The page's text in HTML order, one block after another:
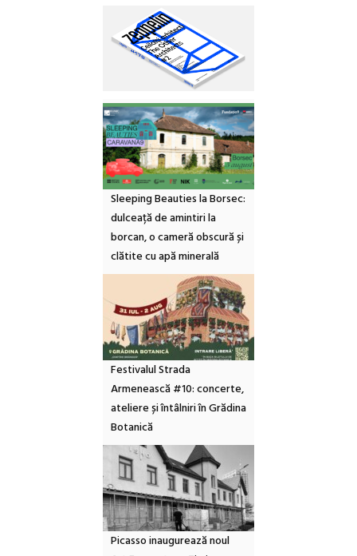
Sleeping Beauties la Borsec:
dulceață de amintiri la
borcan, o cameră obscură și
clătite cu apă minerală
Festivalul Strada
Armenească #10: concerte,
ateliere și întâlniri în Grădina
Botanică
Picasso inaugurează noul